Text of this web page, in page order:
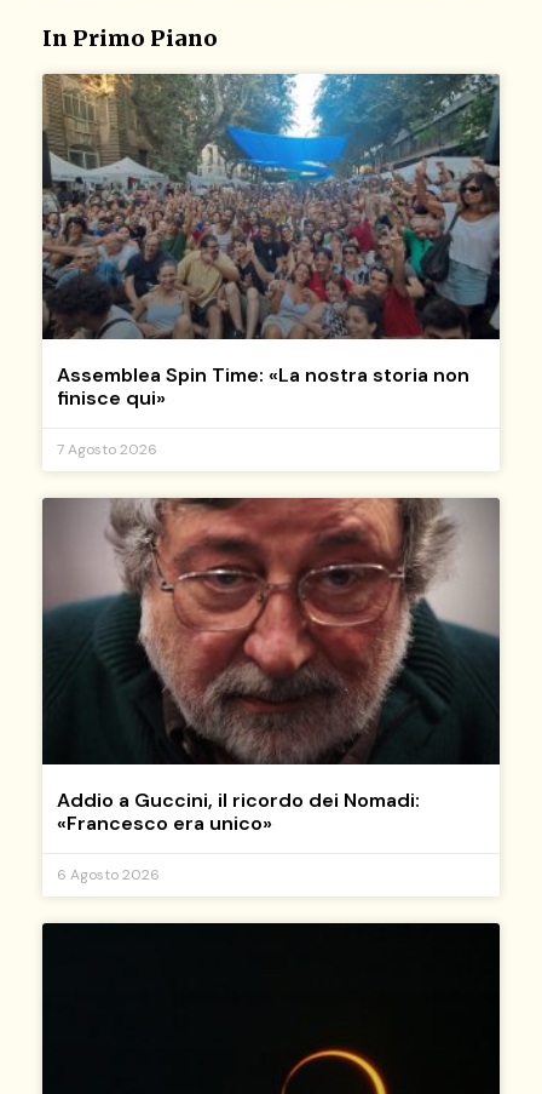
In Primo Piano
Assemblea Spin Time: «La nostra storia non
finisce qui»
7 Agosto 2026
Addio a Guccini, il ricordo dei Nomadi:
«Francesco era unico»
6 Agosto 2026